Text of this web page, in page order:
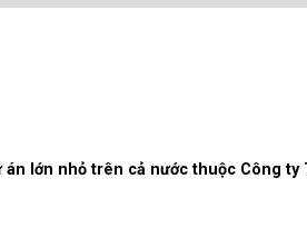
lớn nhỏ trên cả nước thuộc Công ty